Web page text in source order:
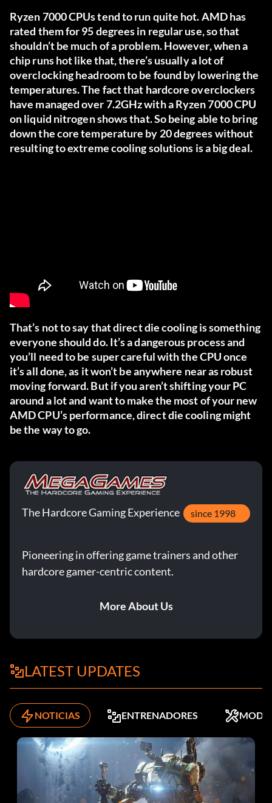
Ryzen 7000 CPUs tend to run quite hot. AMD has
rated them for 95 degrees in regular use, so that
shouldn’t be much of a problem. However, when a
chip runs hot like that, there’s usually a lot of
overclocking headroom to be found by lowering the
temperatures. The fact that hardcore overclockers
have managed over 7.2GHz with a Ryzen 7000 CPU
on liquid nitrogen shows that. So being able to bring
down the core temperature by 20 degrees without
resulting to extreme cooling solutions is a big deal.
That’s not to say that direct die cooling is something
everyone should do. It’s a dangerous process and
you’ll need to be super careful with the CPU once
it’s all done, as it won’t be anywhere near as robust
moving forward. But if you aren’t shifting your PC
around a lot and want to make the most of your new
AMD CPU’s performance, direct die cooling might
be the way to go.
The Hardcore Gaming Experience since 1998
Pioneering in offering game trainers and other
hardcore gamer-centric content.
More About Us
LATEST UPDATES
NOTICIAS ENTRENADORES MODS